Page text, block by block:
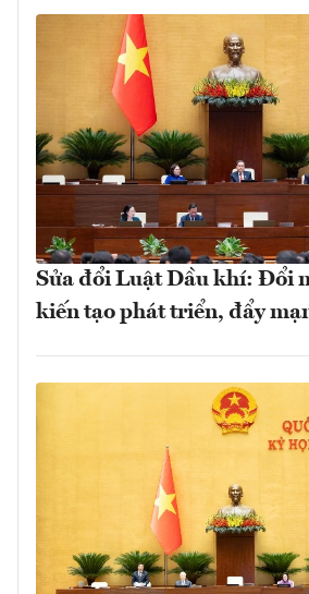
Sửa đổi Luật Dầu khí: Đổi
kiến tạo phát triển, đẩy